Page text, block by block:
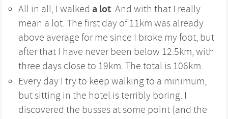
All in all, I walked a lot. And with that I really
mean a lot. The first day of 11km was already
above average for me since I broke my foot, but
after that I have never been below 12.5km, with
three days close to 19km. The total is 106km.
Every day I try to keep walking to a minimum,
but sitting in the hotel is terribly boring. I
discovered the busses at some point (and the